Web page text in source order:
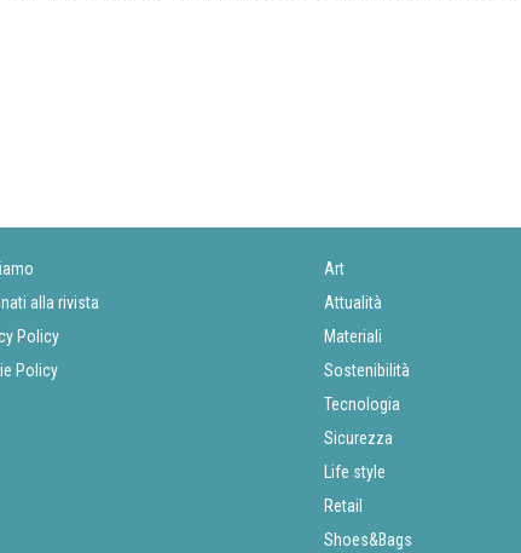
alla rivista
Policy
Policy
Art
Attualità
Materiali
Sostenibilità
Tecnologia
Sicurezza
Life style
Retail
Shoes&Bags